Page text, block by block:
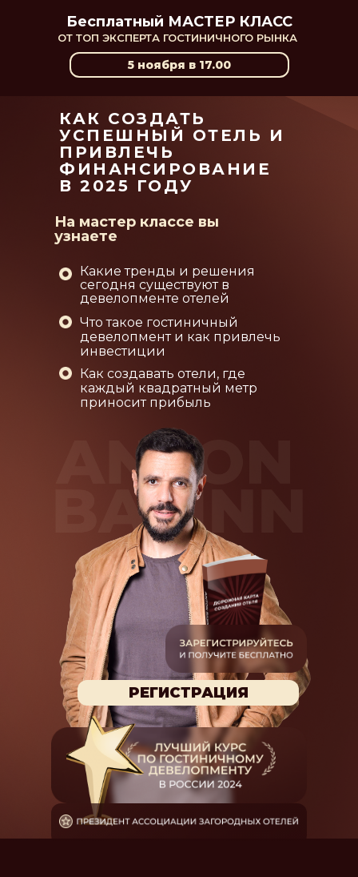
Бесплатный МАСТЕР КЛАСС
ОТ ТОП ЭКСПЕРТА ГОСТИНИЧНОГО РЫНКА
5 ноября в 17.00
КАК СОЗДАТЬ
УСПЕШНЫЙ ОТЕЛЬ И
ПРИВЛЕЧЬ
ФИНАНСИРОВАНИЕ
В 2025 ГОДУ
На мастер классе вы
узнаете
Какие тренды и решения
сегодня существуют в
девелопменте отелей
Что такое гостиничный
девелопмент и как привлечь
инвестиции
Как создавать отели, где
каждый квадратный метр
приносит прибыль
РЕГИСТРАЦИЯ